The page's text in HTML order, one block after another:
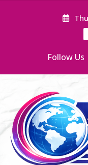
Follow Us